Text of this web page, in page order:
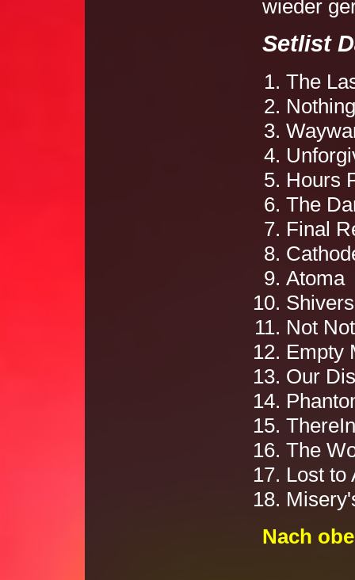
wieder
Setlist
The
Hours
The
Final
Atoma
Not
Empty
Our
ThereIn
The
Lost to
Nach